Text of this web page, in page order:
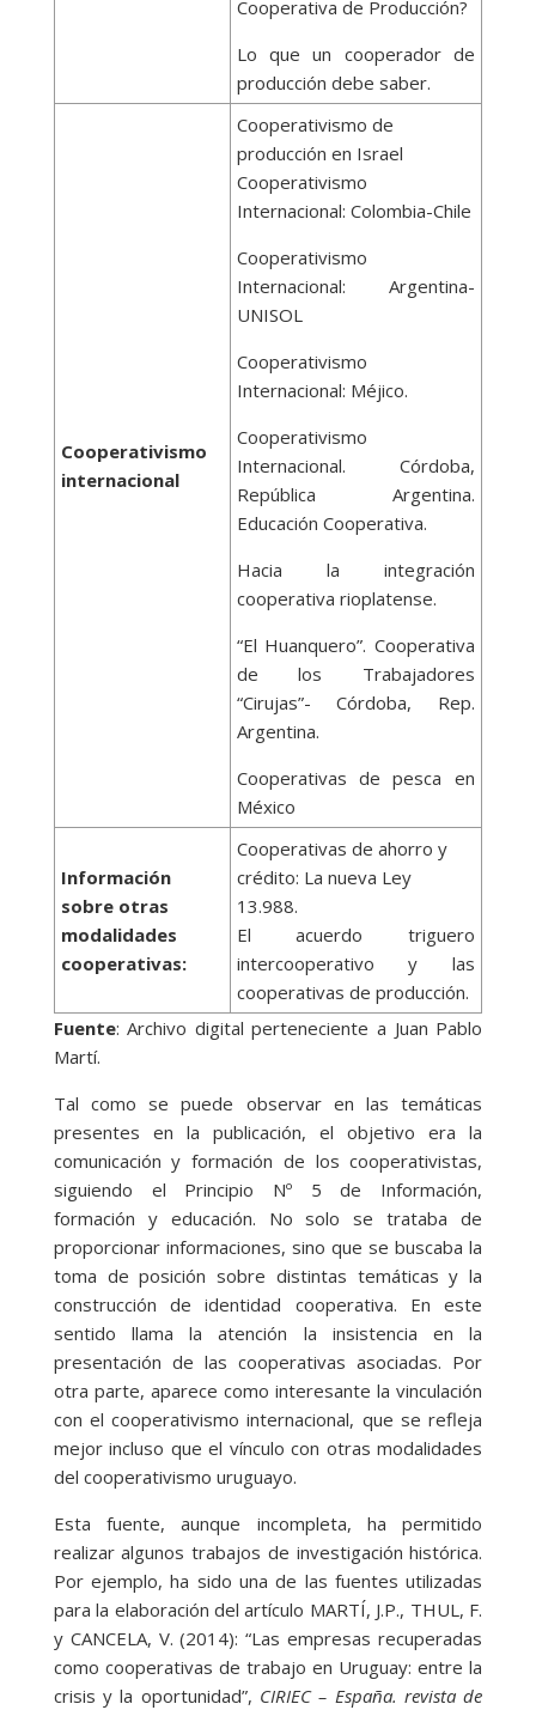
Cooperativa de Producción?
Lo que un cooperador de
producción debe saber.
Cooperativismo
internacional
Cooperativismo de
producción en Israel
Cooperativismo
Internacional: Colombia-Chile
Cooperativismo
Internacional: Argentina-
UNISOL
Cooperativismo
Internacional: Méjico.
Cooperativismo
Internacional. Córdoba,
República Argentina.
Educación Cooperativa.
Hacia la integración
cooperativa rioplatense.
“El Huanquero”. Cooperativa
de los Trabajadores
“Cirujas”- Córdoba, Rep.
Argentina.
Cooperativas de pesca en
México
Información
sobre otras
modalidades
cooperativas:
Cooperativas de ahorro y
crédito: La nueva Ley
13.988.
El acuerdo triguero
intercooperativo y las
cooperativas de producción.
Fuente: Archivo digital perteneciente a Juan Pablo
Martí.
Tal como se puede observar en las temáticas
presentes en la publicación, el objetivo era la
comunicación y formación de los cooperativistas,
siguiendo el Principio Nº 5 de Información,
formación y educación. No solo se trataba de
proporcionar informaciones, sino que se buscaba la
toma de posición sobre distintas temáticas y la
construcción de identidad cooperativa. En este
sentido llama la atención la insistencia en la
presentación de las cooperativas asociadas. Por
otra parte, aparece como interesante la vinculación
con el cooperativismo internacional, que se refleja
mejor incluso que el vínculo con otras modalidades
del cooperativismo uruguayo.
Esta fuente, aunque incompleta, ha permitido
realizar algunos trabajos de investigación histórica.
Por ejemplo, ha sido una de las fuentes utilizadas
para la elaboración del artículo MARTÍ, J.P., THUL, F.
y CANCELA, V. (2014): “Las empresas recuperadas
como cooperativas de trabajo en Uruguay: entre la
crisis y la oportunidad”, CIRIEC – España. revista de